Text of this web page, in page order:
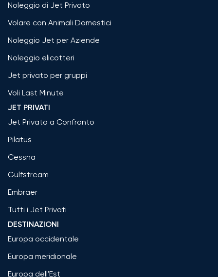
Noleggio di Jet Privato
Volare con Animali Domestici
Noleggio Jet per Aziende
Noleggio elicotteri
Jet privato per gruppi
Voli Last Minute
JET PRIVATI
Jet Privato a Confronto
Pilatus
Cessna
Gulfstream
Embraer
Tutti i Jet Privati
DESTINAZIONI
Europa occidentale
Europa meridionale
Europa dell'Est